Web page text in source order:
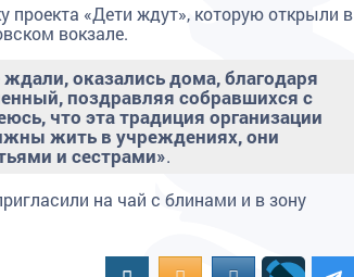
«Дети ждут», которую открыли в
вокзале.
оказались дома, благодаря
поздравляя собравшихся с
что эта традиция организации
жить в учреждениях, они
и сестрами».
на чай с блинами и в зону